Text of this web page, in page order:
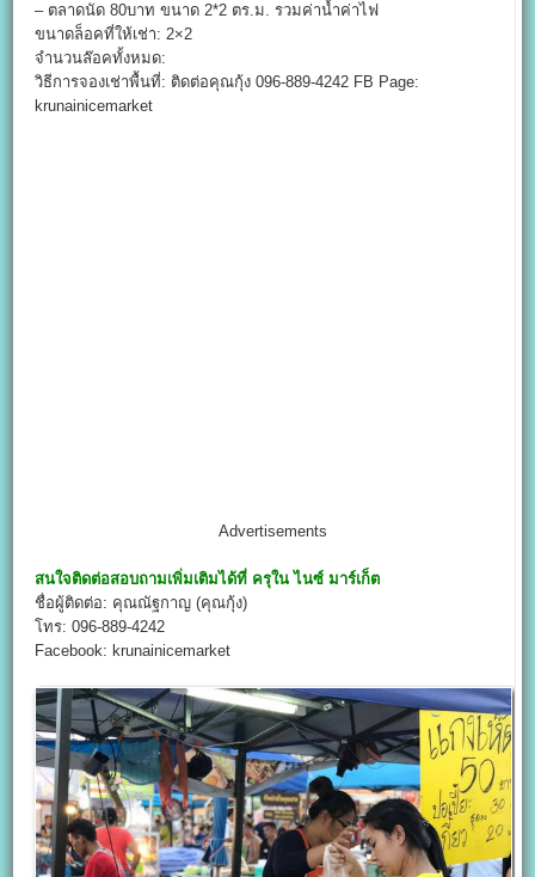
– ตลาดนัด 80บาท ขนาด 2*2 ตร.ม. รวมค่าน้ำค่าไฟ
ขนาดล็อคที่ให้เช่า: 2×2
จำนวนล๊อคทั้งหมด:
วิธีการจองเช่าพื้นที่: ติดต่อคุณกุ้ง 096-889-4242 FB Page:
krunainicemarket
Advertisements
สนใจติดต่อสอบถามเพิ่มเติมได้ที่ ครุใน ไนซ์ มาร์เก็ต
ชื่อผู้ติดต่อ: คุณณัฐกาญ (คุณกุ้ง)
โทร: 096-889-4242
Facebook: krunainicemarket